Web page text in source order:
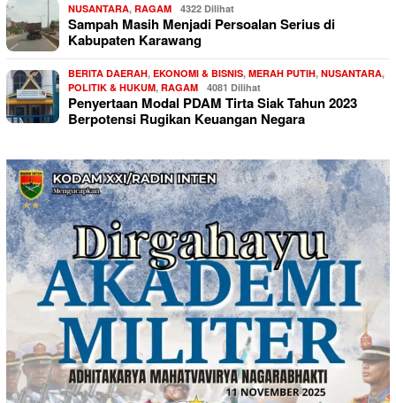
NUSANTARA, RAGAM 4322 Dilihat
Sampah Masih Menjadi Persoalan Serius di
Kabupaten Karawang
BERITA DAERAH, EKONOMI & BISNIS, MERAH PUTIH, NUSANTARA,
POLITIK & HUKUM, RAGAM 4081 Dilihat
Penyertaan Modal PDAM Tirta Siak Tahun 2023
Berpotensi Rugikan Keuangan Negara